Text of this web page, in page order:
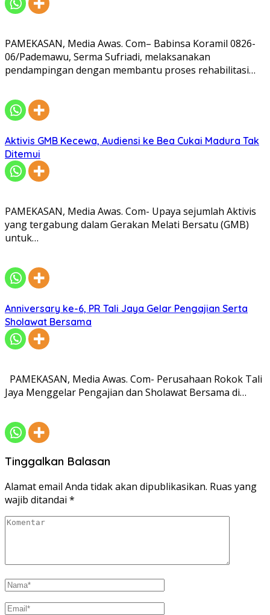
PAMEKASAN, Media Awas. Com– Babinsa Koramil 0826-
06/Pademawu, Serma Sufriadi, melaksanakan
pendampingan dengan membantu proses rehabilitasi…
Aktivis GMB Kecewa, Audiensi ke Bea Cukai Madura Tak
Ditemui
PAMEKASAN, Media Awas. Com- Upaya sejumlah Aktivis
yang tergabung dalam Gerakan Melati Bersatu (GMB)
untuk…
Anniversary ke-6, PR Tali Jaya Gelar Pengajian Serta
Sholawat Bersama
PAMEKASAN, Media Awas. Com- Perusahaan Rokok Tali
Jaya Menggelar Pengajian dan Sholawat Bersama di…
Tinggalkan Balasan
Alamat email Anda tidak akan dipublikasikan. Ruas yang
wajib ditandai *